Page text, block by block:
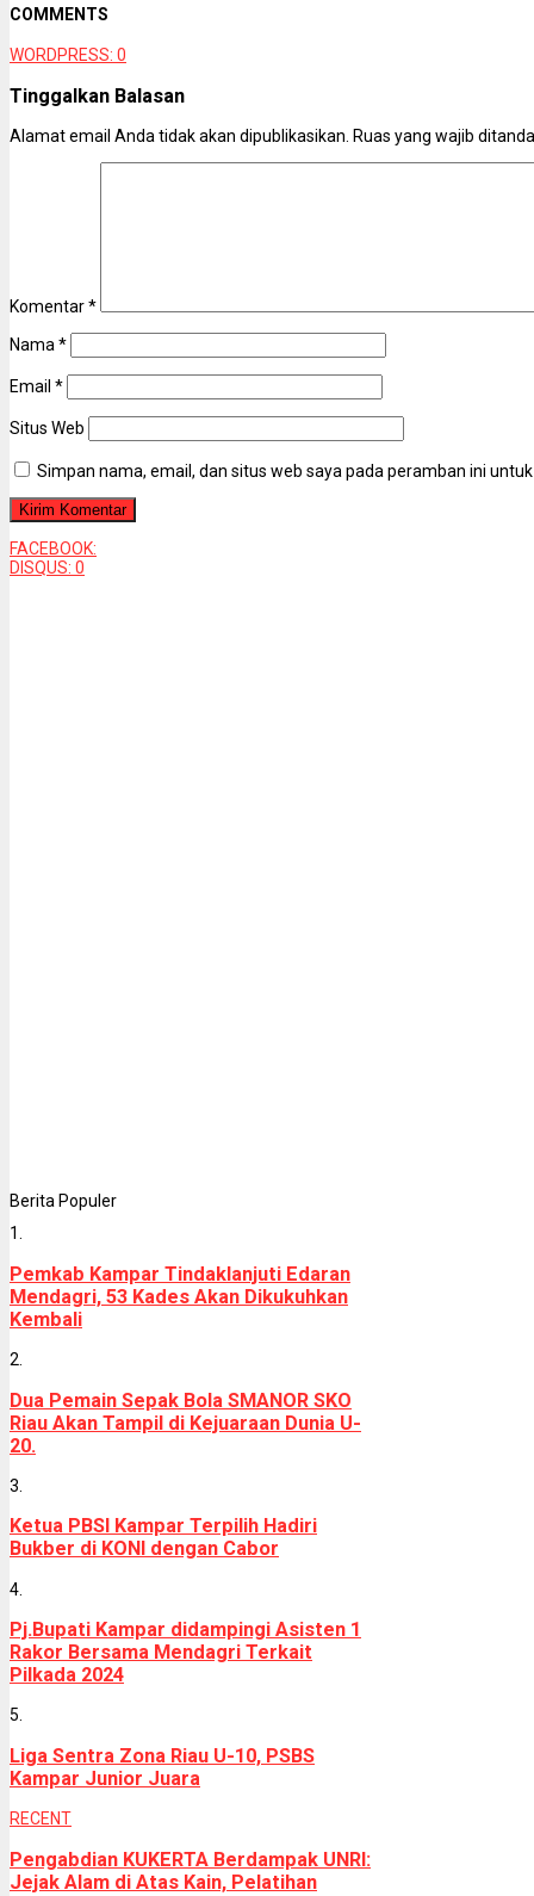
COMMENTS
WORDPRESS: 0
Tinggalkan Balasan
Alamat email Anda tidak akan dipublikasikan. Ruas yang wajib
Komentar*
Nama*
Email *
Situs Web
Simpan nama, email, dan situs web saya pada peramban ini
FACEBOOK:
DISQUS: 0
Berita Populer
1.
Pemkab Kampar Tindaklanjuti Edaran
Mendagri, 53 Kades Akan Dikukuhkan
Kembali
2.
Dua Pemain Sepak Bola SMANOR SKO
Riau Akan Tampil di Kejuaraan Dunia U-
20.
3.
Ketua PBSI Kampar Terpilih Hadiri
Bukber di KONI dengan Cabor
4.
Pj.Bupati Kampar didampingi Asisten 1
Rakor Bersama Mendagri Terkait
Pilkada 2024
5.
Liga Sentra Zona Riau U-10, PSBS
Kampar Junior Juara
RECENT
Pengabdian KUKERTA Berdampak UNRI:
Jejak Alam di Atas Kain, Pelatihan